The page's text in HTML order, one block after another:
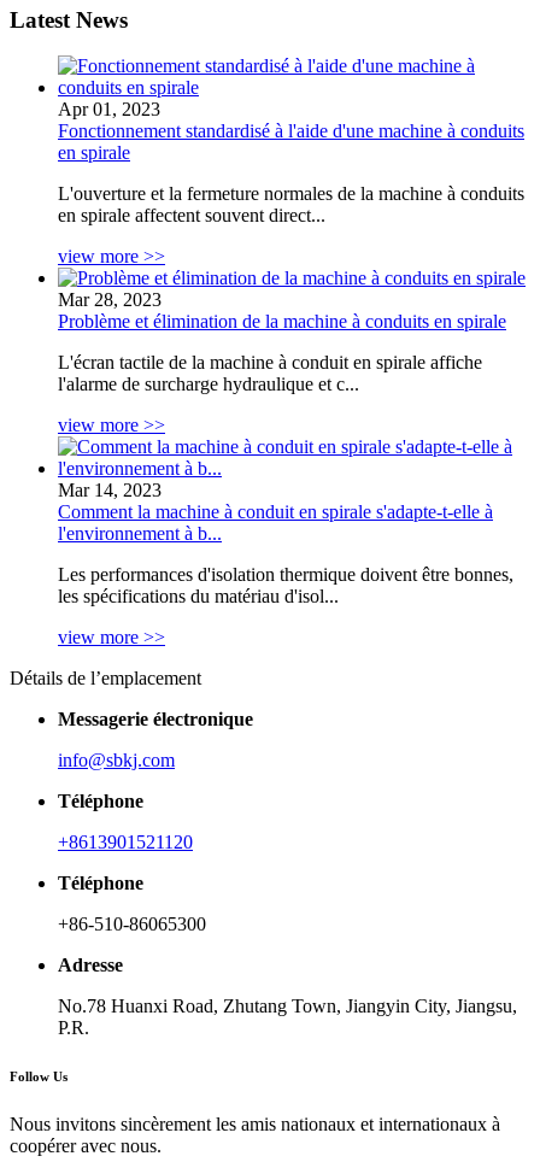
Latest News
Apr 01, 2023
Fonctionnement standardisé à l'aide d'une machine à conduits
en spirale
L'ouverture et la fermeture normales de la machine à conduits
en spirale affectent souvent direct...
view more >>
Mar 28, 2023
Problème et élimination de la machine à conduits en spirale
L'écran tactile de la machine à conduit en spirale affiche
l'alarme de surcharge hydraulique et c...
view more >>
Mar 14, 2023
Comment la machine à conduit en spirale s'adapte-t-elle à
l'environnement à b...
Les performances d'isolation thermique doivent être bonnes,
les spécifications du matériau d'isol...
view more >>
Détails de l’emplacement
Messagerie électronique
info@sbkj.com
Téléphone
+8613901521120
Téléphone
+86-510-86065300
Adresse
No.78 Huanxi Road, Zhutang Town, Jiangyin City, Jiangsu,
P.R.
Follow Us
Nous invitons sincèrement les amis nationaux et internationaux à
coopérer avec nous.